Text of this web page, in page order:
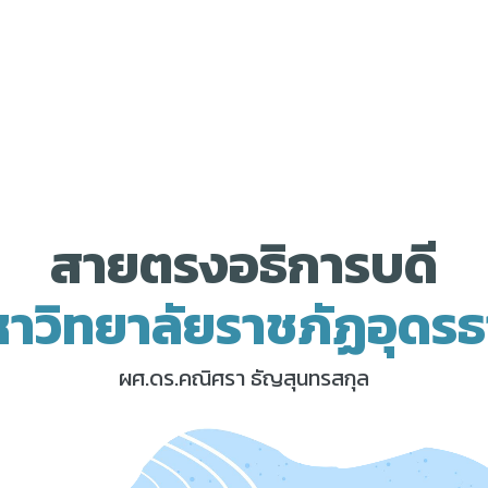
สายตรงอธิการบดี
วิทยาลัยราชภัฏอุดร
ผศ.ดร.คณิศรา ธัญสุนทรสกุล